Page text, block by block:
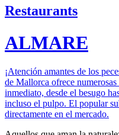
Restaurants
ALMARE
¡Atención amantes de los
de Mallorca ofrece
inmediato, desde el besugo
incluso el pulpo. El popular
directamente en el mercado.